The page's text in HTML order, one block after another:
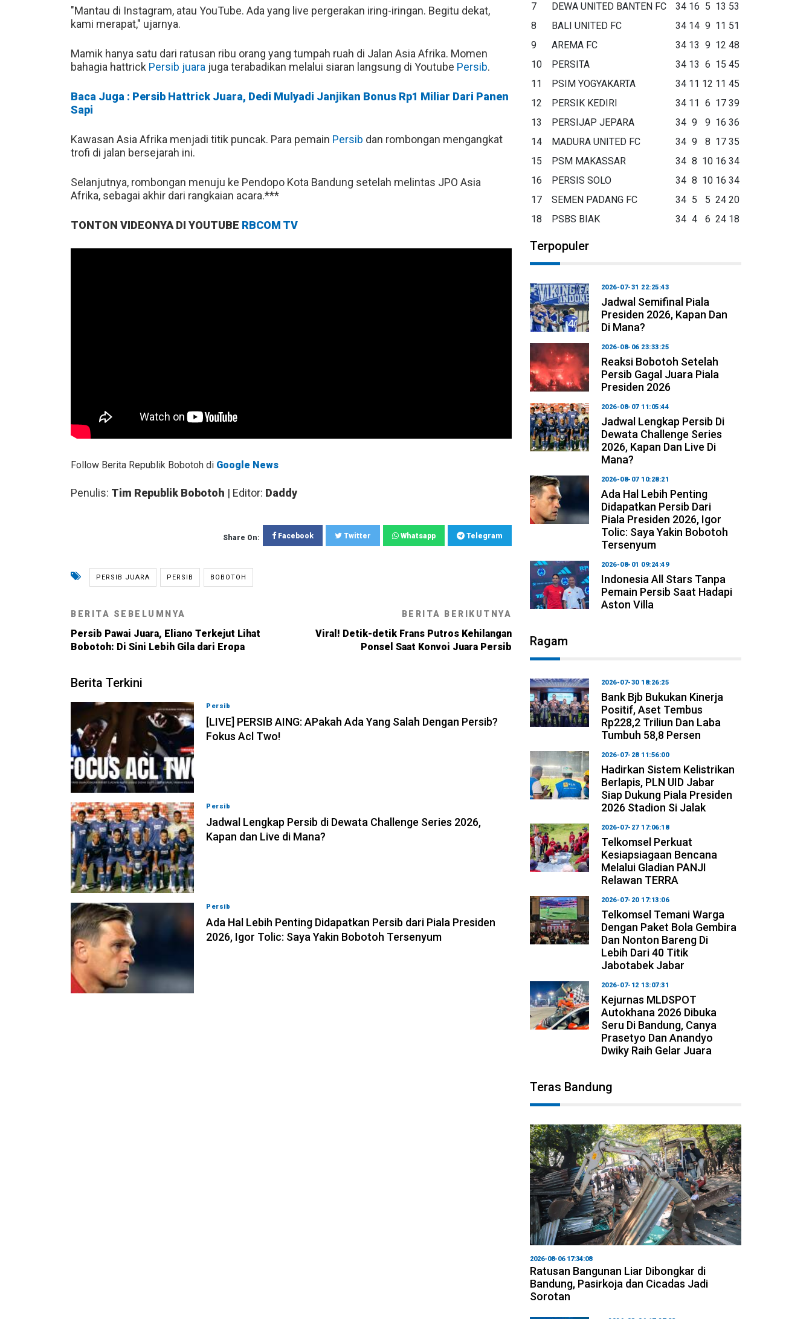
"Mantau di Instagram, atau YouTube. Ada yang live pergerakan iring-iringan. Begitu dekat,
kami merapat," ujarnya.
Mamik hanya satu dari ratusan ribu orang yang tumpah ruah di Jalan Asia Afrika. Momen
bahagia hattrick Persib juara juga terabadikan melalui siaran langsung di Youtube Persib.
Baca Juga : Persib Hattrick Juara, Dedi Mulyadi Janjikan Bonus Rp1 Miliar Dari Panen
Sapi
Kawasan Asia Afrika menjadi titik puncak. Para pemain Persib dan rombongan mengangkat
trofi di jalan bersejarah ini.
Selanjutnya, rombongan menuju ke Pendopo Kota Bandung setelah melintas JPO Asia
Afrika, sebagai akhir dari rangkaian acara.***
TONTON VIDEONYA DI YOUTUBE RBCOM TV
Follow Berita Republik Bobotoh di Google News
Penulis: Tim Republik Bobotoh | Editor: Daddy
Share On: Facebook Twitter Whatsapp Telegram
PERSIB JUARA PERSIB BOBOTOH
BERITA SEBELUMNYA
Persib Pawai Juara, Eliano Terkejut Lihat
Bobotoh: Di Sini Lebih Gila dari Eropa
BERITA BERIKUTNYA
Viral! Detik-detik Frans Putros Kehilangan
Ponsel Saat Konvoi Juara Persib
Berita Terkini
Persib
[LIVE] PERSIB AING: APakah Ada Yang Salah Dengan Persib?
Fokus Acl Two!
Persib
Jadwal Lengkap Persib di Dewata Challenge Series 2026,
Kapan dan Live di Mana?
Persib
Ada Hal Lebih Penting Didapatkan Persib dari Piala Presiden
2026, Igor Tolic: Saya Yakin Bobotoh Tersenyum
7
DEWA UNITED BANTEN FC 34 16 5 13 53
8
BALI UNITED FC 34 14 9 11 51
9
AREMA FC 34 13 9 12 48
10
PERSITA 34 13 6 15 45
11
PSIM YOGYAKARTA 34 11 12 11 45
12
PERSIK KEDIRI 34 11 6 17 39
13
PERSIJAP JEPARA 34 9 9 16 36
14
MADURA UNITED FC 34 9 8 17 35
15
PSM MAKASSAR 34 8 10 16 34
16
PERSIS SOLO 34 8 10 16 34
17
SEMEN PADANG FC 34 5 5 24 20
18
PSBS BIAK 34 4 6 24 18
Terpopuler
2026-07-31 22:25:43
Jadwal Semifinal Piala
Presiden 2026, Kapan Dan
Di Mana?
2026-08-06 23:33:25
Reaksi Bobotoh Setelah
Persib Gagal Juara Piala
Presiden 2026
2026-08-07 11:05:44
Jadwal Lengkap Persib Di
Dewata Challenge Series
2026, Kapan Dan Live Di
Mana?
2026-08-07 10:28:21
Ada Hal Lebih Penting
Didapatkan Persib Dari
Piala Presiden 2026, Igor
Tolic: Saya Yakin Bobotoh
Tersenyum
2026-08-01 09:24:49
Indonesia All Stars Tanpa
Pemain Persib Saat Hadapi
Aston Villa
Ragam
2026-07-30 18:26:25
Bank Bjb Bukukan Kinerja
Positif, Aset Tembus
Rp228,2 Triliun Dan Laba
Tumbuh 58,8 Persen
2026-07-28 11:56:00
Hadirkan Sistem Kelistrikan
Berlapis, PLN UID Jabar
Siap Dukung Piala Presiden
2026 Stadion Si Jalak
2026-07-27 17:06:18
Telkomsel Perkuat
Kesiapsiagaan Bencana
Melalui Gladian PANJI
Relawan TERRA
2026-07-20 17:13:06
Telkomsel Temani Warga
Dengan Paket Bola Gembira
Dan Nonton Bareng Di
Lebih Dari 40 Titik
Jabotabek Jabar
2026-07-12 13:07:31
Kejurnas MLDSPOT
Autokhana 2026 Dibuka
Seru Di Bandung, Canya
Prasetyo Dan Anandyo
Dwiky Raih Gelar Juara
Teras Bandung
2026-08-06 17:34:08
Ratusan Bangunan Liar Dibongkar di
Bandung, Pasirkoja dan Cicadas Jadi
Sorotan